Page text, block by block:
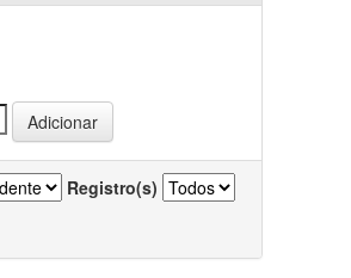
Registro(s)